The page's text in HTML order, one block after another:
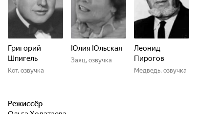
Григорий
Шпигель
Кот, озвучка
Юлия Юльская
Заяц, озвучка
Леонид
Пирогов
Медведь, озвучка
Режиссёр